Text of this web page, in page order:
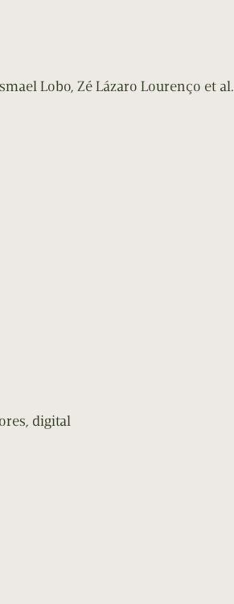
Lobo, Zé Lázaro Lourenço et al.
digital